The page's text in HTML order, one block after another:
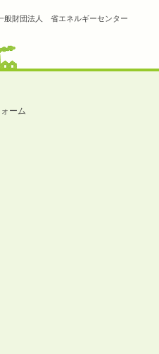
般財団法人 省エネルギーセンター
ーム